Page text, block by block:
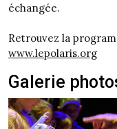
échangée.
Retrouvez la
www.lepolaris.org
Galerie